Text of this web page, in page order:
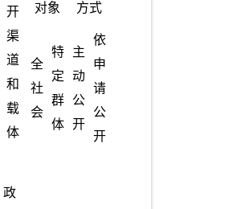
开
渠
道
和
载
体
对象
方式
全
社
会
特
定
群
体
主
动
公
开
依
申
请
公
开
政